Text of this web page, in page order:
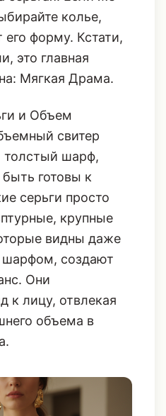
колье,
его форму. Кстати,
это главная
Мягкая Драма.
и Объем
свитер
толстый шарф,
готовы к
серьги просто
крупные
видны даже
создают
Они
к лицу, отвлекая
объема в